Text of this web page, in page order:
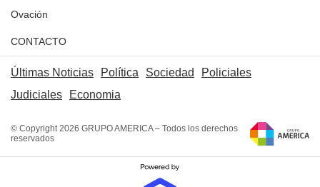
Ovación
CONTACTO
Últimas Noticias Política Sociedad
Policiales
Judiciales
Economia
© Copyright 2026 GRUPO AMERICA – Todos los derechos
reservados